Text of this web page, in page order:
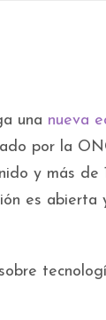
una nueva
por la
y más de
es